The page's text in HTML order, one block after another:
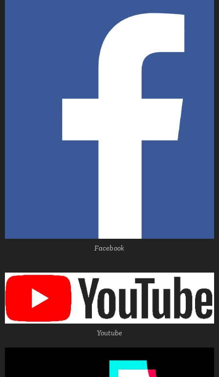
Facebook
Youtube